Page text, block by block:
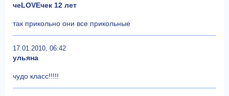
чеLOVEчек 12 лет
так прикольно они все прикольные
17.01.2010, 06:42
ульяна
чудо класс!!!!!